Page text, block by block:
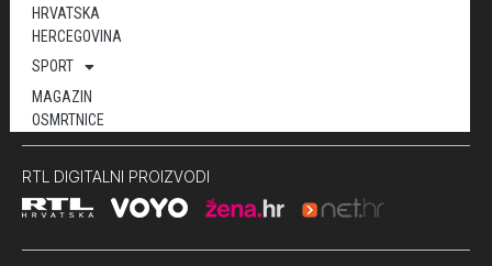
HRVATSKA
HERCEGOVINA
SPORT
MAGAZIN
OSMRTNICE
RTL DIGITALNI PROIZVODI